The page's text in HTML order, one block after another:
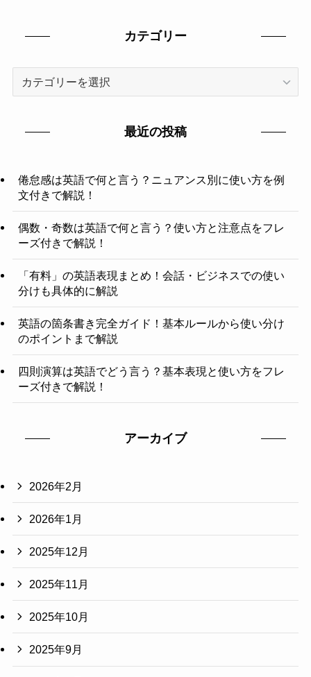
カテゴリー
最近の投稿
倦怠感は英語で何と言う？ニュアンス別に使い方を例
文付きで解説！
偶数・奇数は英語で何と言う？使い方と注意点をフレ
ーズ付きで解説！
「有料」の英語表現まとめ！会話・ビジネスでの使い
分けも具体的に解説
英語の箇条書き完全ガイド！基本ルールから使い分け
のポイントまで解説
四則演算は英語でどう言う？基本表現と使い方をフレ
ーズ付きで解説！
アーカイブ
2026年2月
2026年1月
2025年12月
2025年11月
2025年10月
2025年9月